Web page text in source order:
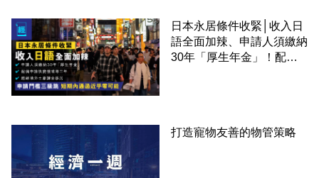
日本永居條件收緊│收入日
語全面加辣、申請人須繳納
30年「厚生年金」！配偶
打造寵物友善的物管策略